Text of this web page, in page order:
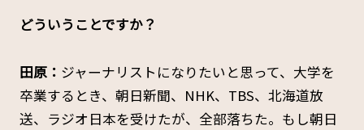
――どういうことですか？
田原： ジャーナリストになりたいと思って、大学を
卒業するとき、朝日新聞、NHK、TBS、北海道放
送、ラジオ日本を受けたが、全部落ちた。もし朝日